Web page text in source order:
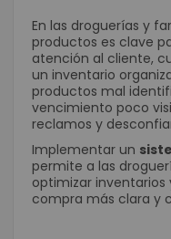
En las droguerías y
productos es clave
atención al cliente,
un inventario
productos mal
vencimiento poco
reclamos y
Implementar un
permite a las
optimizar
compra más clara y